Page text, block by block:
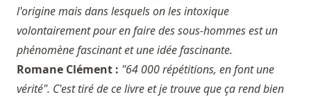
l'origine mais dans lesquels on les intoxique
volontairement pour en faire des sous-hommes est un
phénomène fascinant et une idée fascinante.
Romane Clément : "64 000 répétitions, en font une
vérité". C'est tiré de ce livre et je trouve que ça rend bien